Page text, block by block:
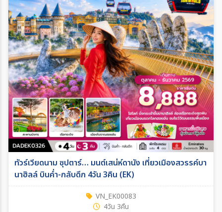
ทัวร์เวียดนาม ซุปตาร์… มนต์เสน่ห์ดานัง เที่ยวเมืองสวรรค์บา
นาฮิลล์ บินค่ำ-กลับดึก 4วัน 3คืน (EK)
VN_EK00083
4วัน 3คืน